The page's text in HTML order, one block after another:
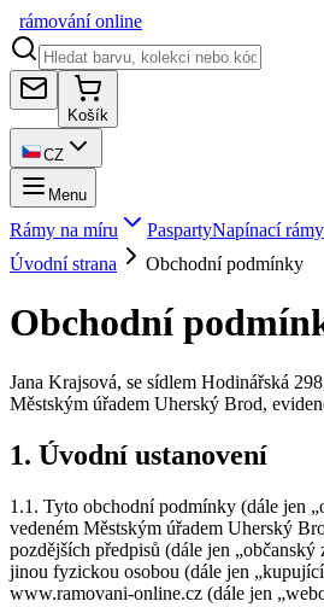
rámováníonline
Košík
CZ
Menu
Rámy na míru PaspartyNapínací rámy
Úvodní strana
Obchodní podmínky
Obchodní
Jana Krajsová, se sídlem Hodinářská
Městským úřadem Uherský Brod,
1. Úvodní ustanovení
1.1. Tyto obchodní podmínky (dále jen
vedeném Městským úřadem Uherský
pozdějších předpisů (dále jen
jinou fyzickou osobou (dále jen
www.ramovani-online.cz (dále jen